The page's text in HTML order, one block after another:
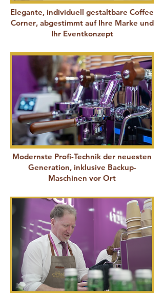
Elegante, individuell gestaltbare Coffee
Corner, abgestimmt auf Ihre Marke und
Ihr Eventkonzept
Modernste Profi-Technik der neuesten
Generation, inklusive Backup-
Maschinen vor Ort